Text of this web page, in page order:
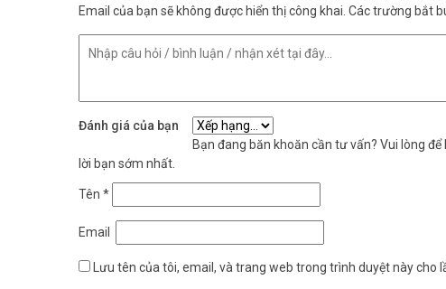
Email của bạn sẽ không được hiển thị công khai. Các trường bắt
Đánh giá của bạn
Bạn đang băn khoăn cần tư vấn? Vui lòng
lời bạn sớm nhất.
Tên *
Email
Lưu tên của tôi, email, và trang web trong trình duyệt này cho